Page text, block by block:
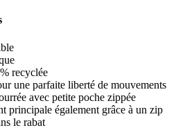
recyclée
une parfaite liberté de mouvements
avec petite poche zippée
principale également grâce à un zip
le rabat